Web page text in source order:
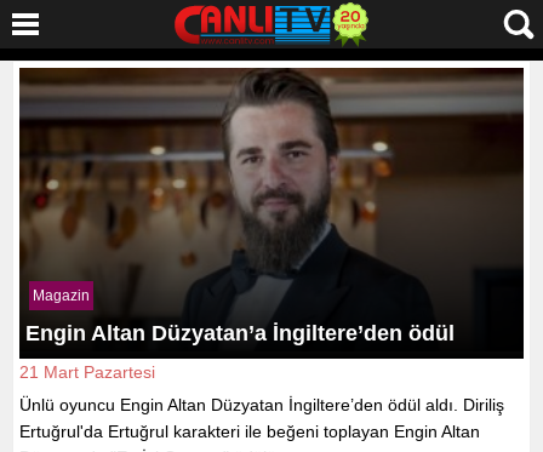
Magazin
Engin Altan Düzyatan’a İngiltere’den ödül
21 Mart Pazartesi
Ünlü oyuncu Engin Altan Düzyatan İngiltere’den ödül aldı. Diriliş
Ertuğrul'da Ertuğrul karakteri ile beğeni toplayan Engin Altan